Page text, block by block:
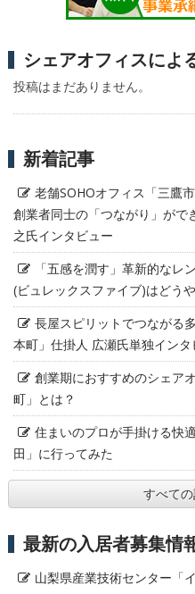
シェアオフィスによ
投稿はまだありません。
新着記事
老舗SOHOオフィス「三鷹
創業者同士の「つながり」がで
之氏インタビュー
「五感を潤す」革新的なレ
(ビュレックスファイブ)はどう
長屋スピリットでつながる
本町」仕掛人 広瀬氏単独インタ
創業期におすすめのシェア
町」とは？
住まいのプロが手掛ける快
田」に行ってみた
すべて
最新の入居者募集情
山梨県産業技術センター「